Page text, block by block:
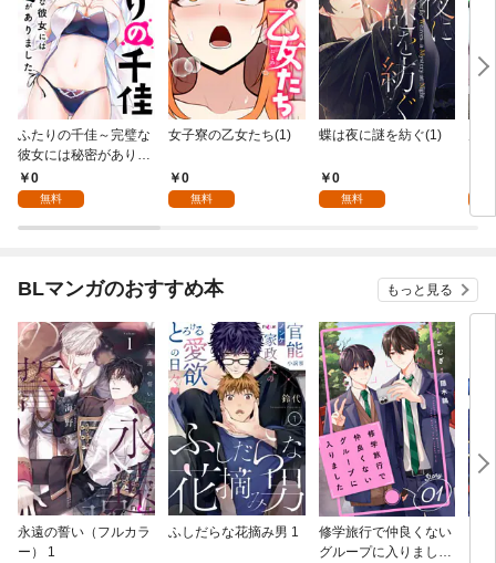
ふたりの千佳～完璧な
彼女には秘密がありま
した(1)
0
無料
女子寮の乙女たち(1)
0
無料
蝶は夜に謎を紡ぐ(1)
0
無料
BLマンガのおすすめ本 もっと見る
永遠の誓い（フルカラ
ー） 1
ふしだらな花摘み男 1
修学旅行で仲良くない
グループに入りました